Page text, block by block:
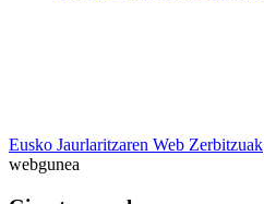
Eusko Jaurlaritzaren Web Zerbitzuak
webgunea